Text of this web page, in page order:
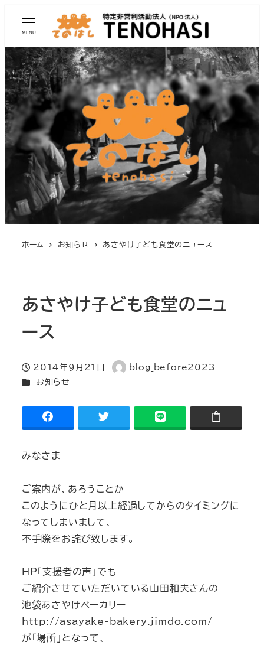
MENU
ホーム お知らせ あさやけ子ども食堂のニュース
あさやけ子ども食堂のニュ
ース
投稿日
2014年9月21日
著
blog_before2023
カテゴリー
お知らせ
- -
みなさま
ご案内が、あろうことか
このようにひと月以上経過してからのタイミングに
なってしまいまして、
不手際をお詫び致します。
HP「支援者の声」でも
ご紹介させていただいている山田和夫さんの
池袋あさやけベーカリー
http://asayake-bakery.jimdo.com/
が「場所」となって、